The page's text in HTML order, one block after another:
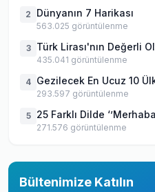
2 Dünyanın 7 Harikası
563.025 görüntülenme
3 Türk Lirası'nın Değerli
435.041 görüntülenme
4 Gezilecek En Ucuz 10
293.597 görüntülenme
5 25 Farklı Dilde
271.576 görüntülenme
Bültenimize Katılın